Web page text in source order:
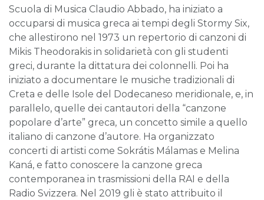
Scuola di Musica Claudio Abbado, ha iniziato a
occuparsi di musica greca ai tempi degli Stormy Six,
che allestirono nel 1973 un repertorio di canzoni di
Mikis Theodorakis in solidarietà con gli studenti
greci, durante la dittatura dei colonnelli. Poi ha
iniziato a documentare le musiche tradizionali di
Creta e delle Isole del Dodecaneso meridionale, e, in
parallelo, quelle dei cantautori della “canzone
popolare d’arte” greca, un concetto simile a quello
italiano di canzone d’autore. Ha organizzato
concerti di artisti come Sokrátis Málamas e Melina
Kaná, e fatto conoscere la canzone greca
contemporanea in trasmissioni della RAI e della
Radio Svizzera. Nel 2019 gli è stato attribuito il